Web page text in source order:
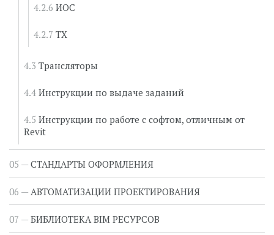
ИОС
ТХ
Трансляторы
Инструкции по выдаче заданий
Инструкции по работе с софтом, отличным от
Revit
СТАНДАРТЫ ОФОРМЛЕНИЯ
АВТОМАТИЗАЦИИ ПРОЕКТИРОВАНИЯ
БИБЛИОТЕКА BIM РЕСУРСОВ